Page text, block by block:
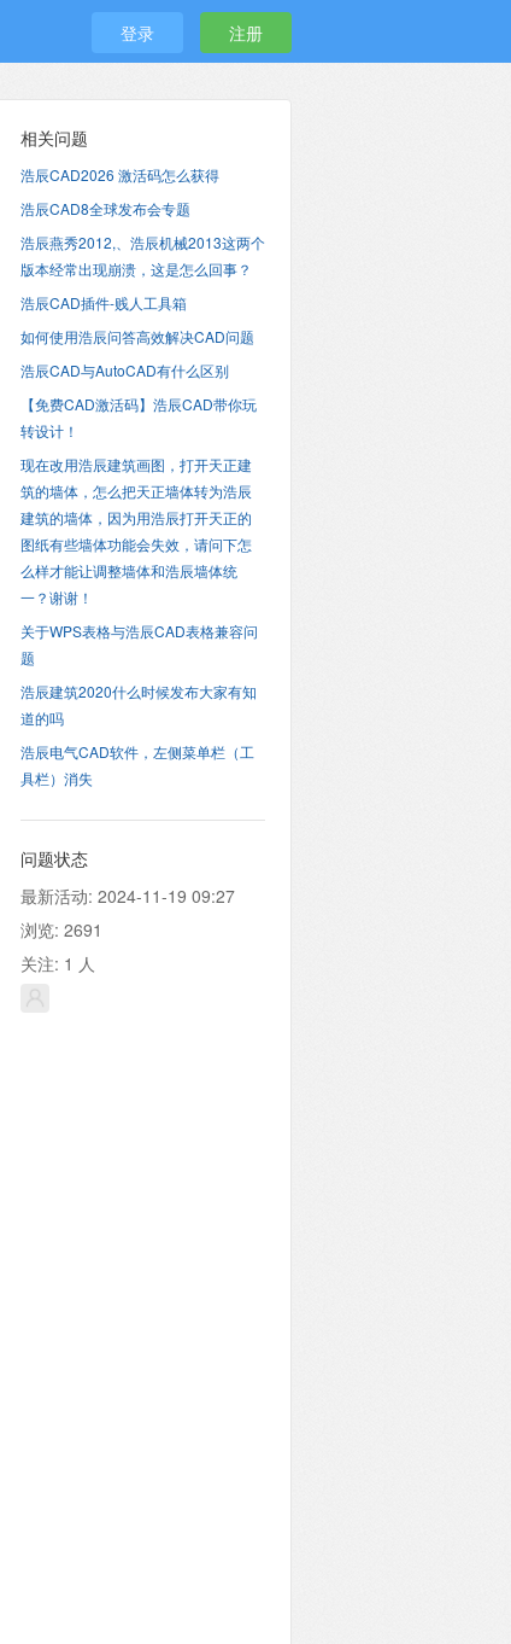
登录 注册
相关问题
浩辰CAD2026 激活码怎么获得
浩辰CAD8全球发布会专题
浩辰燕秀2012,、浩辰机械2013这两个
版本经常出现崩溃，这是怎么回事？
浩辰CAD插件-贱人工具箱
如何使用浩辰问答高效解决CAD问题
浩辰CAD与AutoCAD有什么区别
【免费CAD激活码】浩辰CAD带你玩
转设计！
现在改用浩辰建筑画图，打开天正建
筑的墙体，怎么把天正墙体转为浩辰
建筑的墙体，因为用浩辰打开天正的
图纸有些墙体功能会失效，请问下怎
么样才能让调整墙体和浩辰墙体统
一？谢谢！
关于WPS表格与浩辰CAD表格兼容问
题
浩辰建筑2020什么时候发布大家有知
道的吗
浩辰电气CAD软件，左侧菜单栏（工
具栏）消失
问题状态
最新活动: 2024-11-19 09:27
浏览: 2691
关注: 1 人